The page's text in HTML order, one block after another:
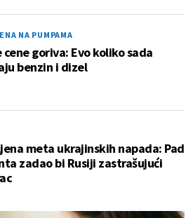
NA PUMPAMA
cene goriva: Evo koliko sada
benzin i dizel
meta ukrajinskih napada: Pad
zadao bi Rusiji zastrašujući